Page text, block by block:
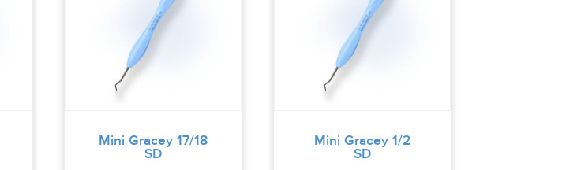
Mini Gracey 17/18
SD
Mini Gracey 1/2
SD